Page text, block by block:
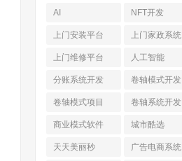
AI NFT开发
上门安装平台 上门家政系统
上门维修平台 人工智能
分账系统开发 卷轴模式开发
卷轴模式项目 卷轴系统开发
商业模式软件 城市酷选
天天美丽秒 广告电商系统